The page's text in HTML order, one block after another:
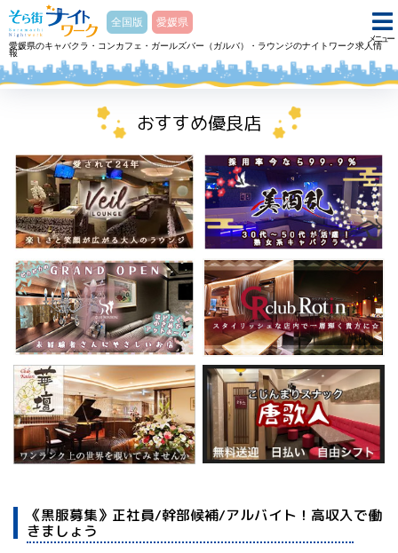
メニュー
そら街ナイトワーク
全国版
愛媛県
愛媛県のキャバクラ・コンカフェ・ガールズバー（ガルバ）・ラウンジのナイトワーク求人情
報
ホーム キャバクラ 美酒乱ビシュランのアルバイト・求人
おすすめ優良店
《黒服募集》正社員/幹部候補/アルバイト！高収入で働
きましょう